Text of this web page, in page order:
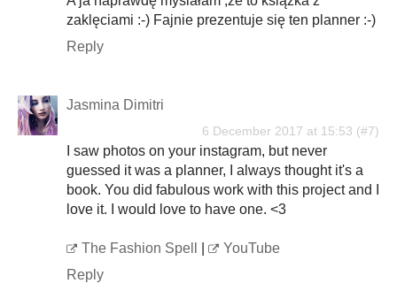
zaklęciami :-) Fajnie prezentuje się ten planner :-)
Reply
Jasmina Dimitri
6 December 2017 at 15:53
I saw photos on your instagram, but never
guessed it was a planner, I always thought it's a
book. You did fabulous work with this project and I
love it. I would love to have one. <3
The Fashion Spell
YouTube
Reply